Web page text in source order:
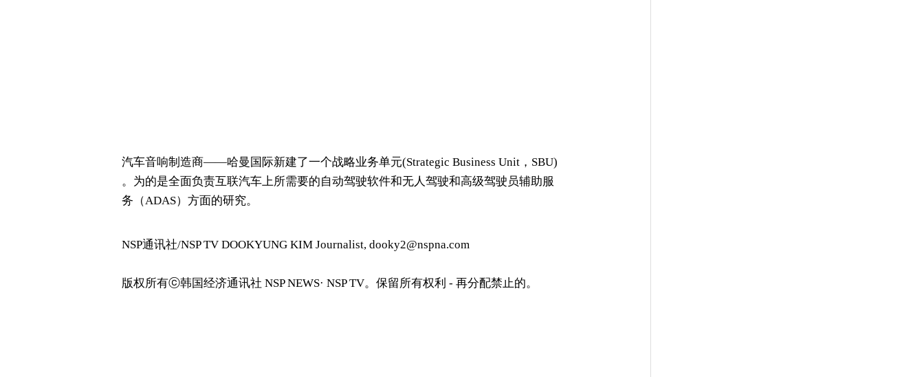
汽车音响制造商——哈曼国际新建了一个战略业务单元(Strategic Business Unit，SBU)
。为的是全面负责互联汽车上所需要的自动驾驶软件和无人驾驶和高级驾驶员辅助服
务（ADAS）方面的研究。
NSP通讯社/NSP TV DOOKYUNG KIM Journalist, dooky2@nspna.com
版权所有ⓒ韩国经济通讯社 NSP NEWS· NSP TV。保留所有权利 - 再分配禁止的。